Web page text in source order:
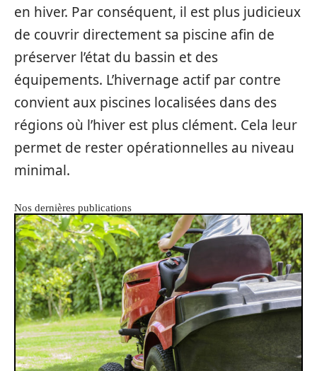
en hiver. Par conséquent, il est plus judicieux
de couvrir directement sa piscine afin de
préserver l’état du bassin et des
équipements. L’hivernage actif par contre
convient aux piscines localisées dans des
régions où l’hiver est plus clément. Cela leur
permet de rester opérationnelles au niveau
minimal.
Nos dernières publications